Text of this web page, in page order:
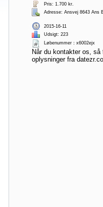
Pris: 1.700 kr.
Adresse: Ansvej 8643 Ans
2015-16-11
Udsigt: 223
Løbenummer：x6002ejx
Når du kontakter os,
oplysninger fra